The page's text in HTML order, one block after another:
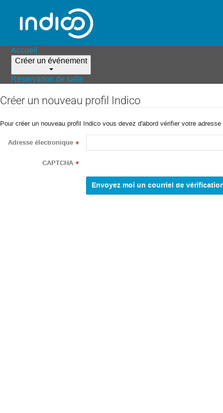
Accueil
Créer un événement
Réservation de salle
Créer un nouveau profil Indico
Pour créer un nouveau profil Indico vous devez d'abord vérifier votre
Adresse électronique *
CAPTCHA *